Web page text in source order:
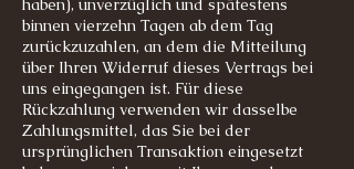
haben), unverzüglich und spätestens
binnen vierzehn Tagen ab dem Tag
zurückzuzahlen, an dem die Mitteilung
über Ihren Widerruf dieses Vertrags bei
uns eingegangen ist. Für diese
Rückzahlung verwenden wir dasselbe
Zahlungsmittel, das Sie bei der
ursprünglichen Transaktion eingesetzt